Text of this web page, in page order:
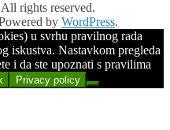
All rights reserved.
by WordPress.
u svrhu pravilnog rada
iskustva. Nastavkom pregleda
i da ste upoznati s pravilima
Privacy policy